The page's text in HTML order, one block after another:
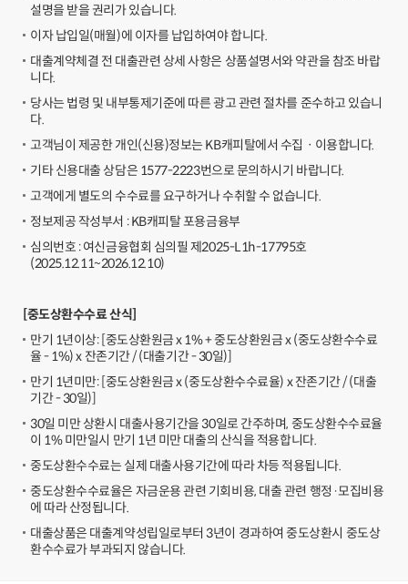
설명을 받을 권리가 있습니다.
이자 납입일(매월)에 이자를 납입하여야 합니다.
대출계약체결 전 대출관련 상세 사항은 상품설명서와 약관을 참조 바랍
니다.
당사는 법령 및 내부통제기준에 따른 광고 관련 절차를 준수하고 있습니
다.
고객님이 제공한 개인(신용)정보는 KB캐피탈에서 수집ㆍ이용합니다.
기타 신용대출 상담은 1577-2223번으로 문의하시기 바랍니다.
고객에게 별도의 수수료를 요구하거나 수취할 수 없습니다.
정보제공 작성부서 : KB캐피탈 포용금융부
심의번호 : 여신금융협회 심의필 제2025-L1h-17795호
(2025.12.11~2026.12.10)
[중도상환수수료 산식]
만기 1년이상: [중도상환원금 x 1% + 중도상환원금 x (중도상환수수료
율 - 1%) x 잔존기간 / (대출기간 - 30일)]
만기 1년미만: [중도상환원금 x (중도상환수수료율) x 잔존기간 / (대출
기간 - 30일)]
30일 미만 상환시 대출사용기간을 30일로 간주하며, 중도상환수수료율
이 1% 미만일시 만기 1년 미만 대출의 산식을 적용합니다.
중도상환수수료는 실제 대출사용기간에 따라 차등 적용됩니다.
중도상환수수료율은 자금운용 관련 기회비용, 대출 관련 행정·모집비용
에 따라 산정됩니다.
대출상품은 대출계약성립일로부터 3년이 경과하여 중도상환시 중도상
환수수료가 부과되지 않습니다.